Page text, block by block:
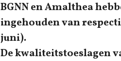
BGNN en Amalthea
ingehouden van
juni).
De kwaliteitstoeslagen